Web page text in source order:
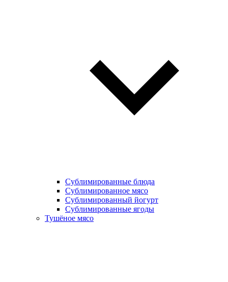
Сублимированные блюда
Cублимированное мясо
Сублимированный йогурт
Сублимированные ягоды
Тушёное мясо